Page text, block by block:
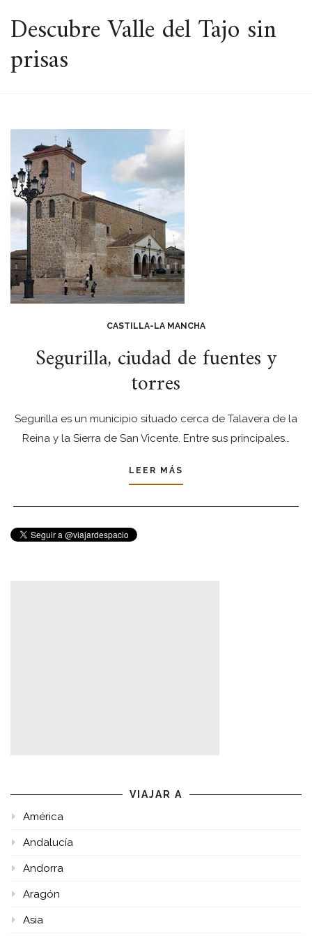
ESPACIO
Descubre Valle del Tajo sin
prisas
CASTILLA-LA MANCHA
Segurilla, ciudad de fuentes y
torres
Segurilla es un municipio situado cerca de Talavera de la
Reina y la Sierra de San Vicente. Entre sus principales…
LEER MÁS
VIAJAR A
América
Andalucía
Andorra
Aragón
Asia